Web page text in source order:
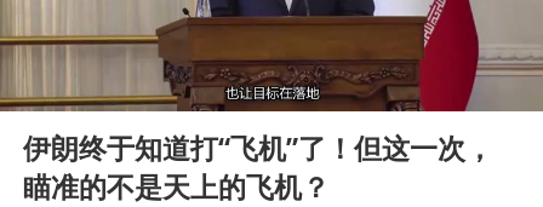
上海地铁4条线路全线停运
宇树申购 中一签有望赚20万元
白海豚路径图
Play
09:54
伊朗终于知道打“飞机”了！但这一次，
瞄准的不是天上的飞机？